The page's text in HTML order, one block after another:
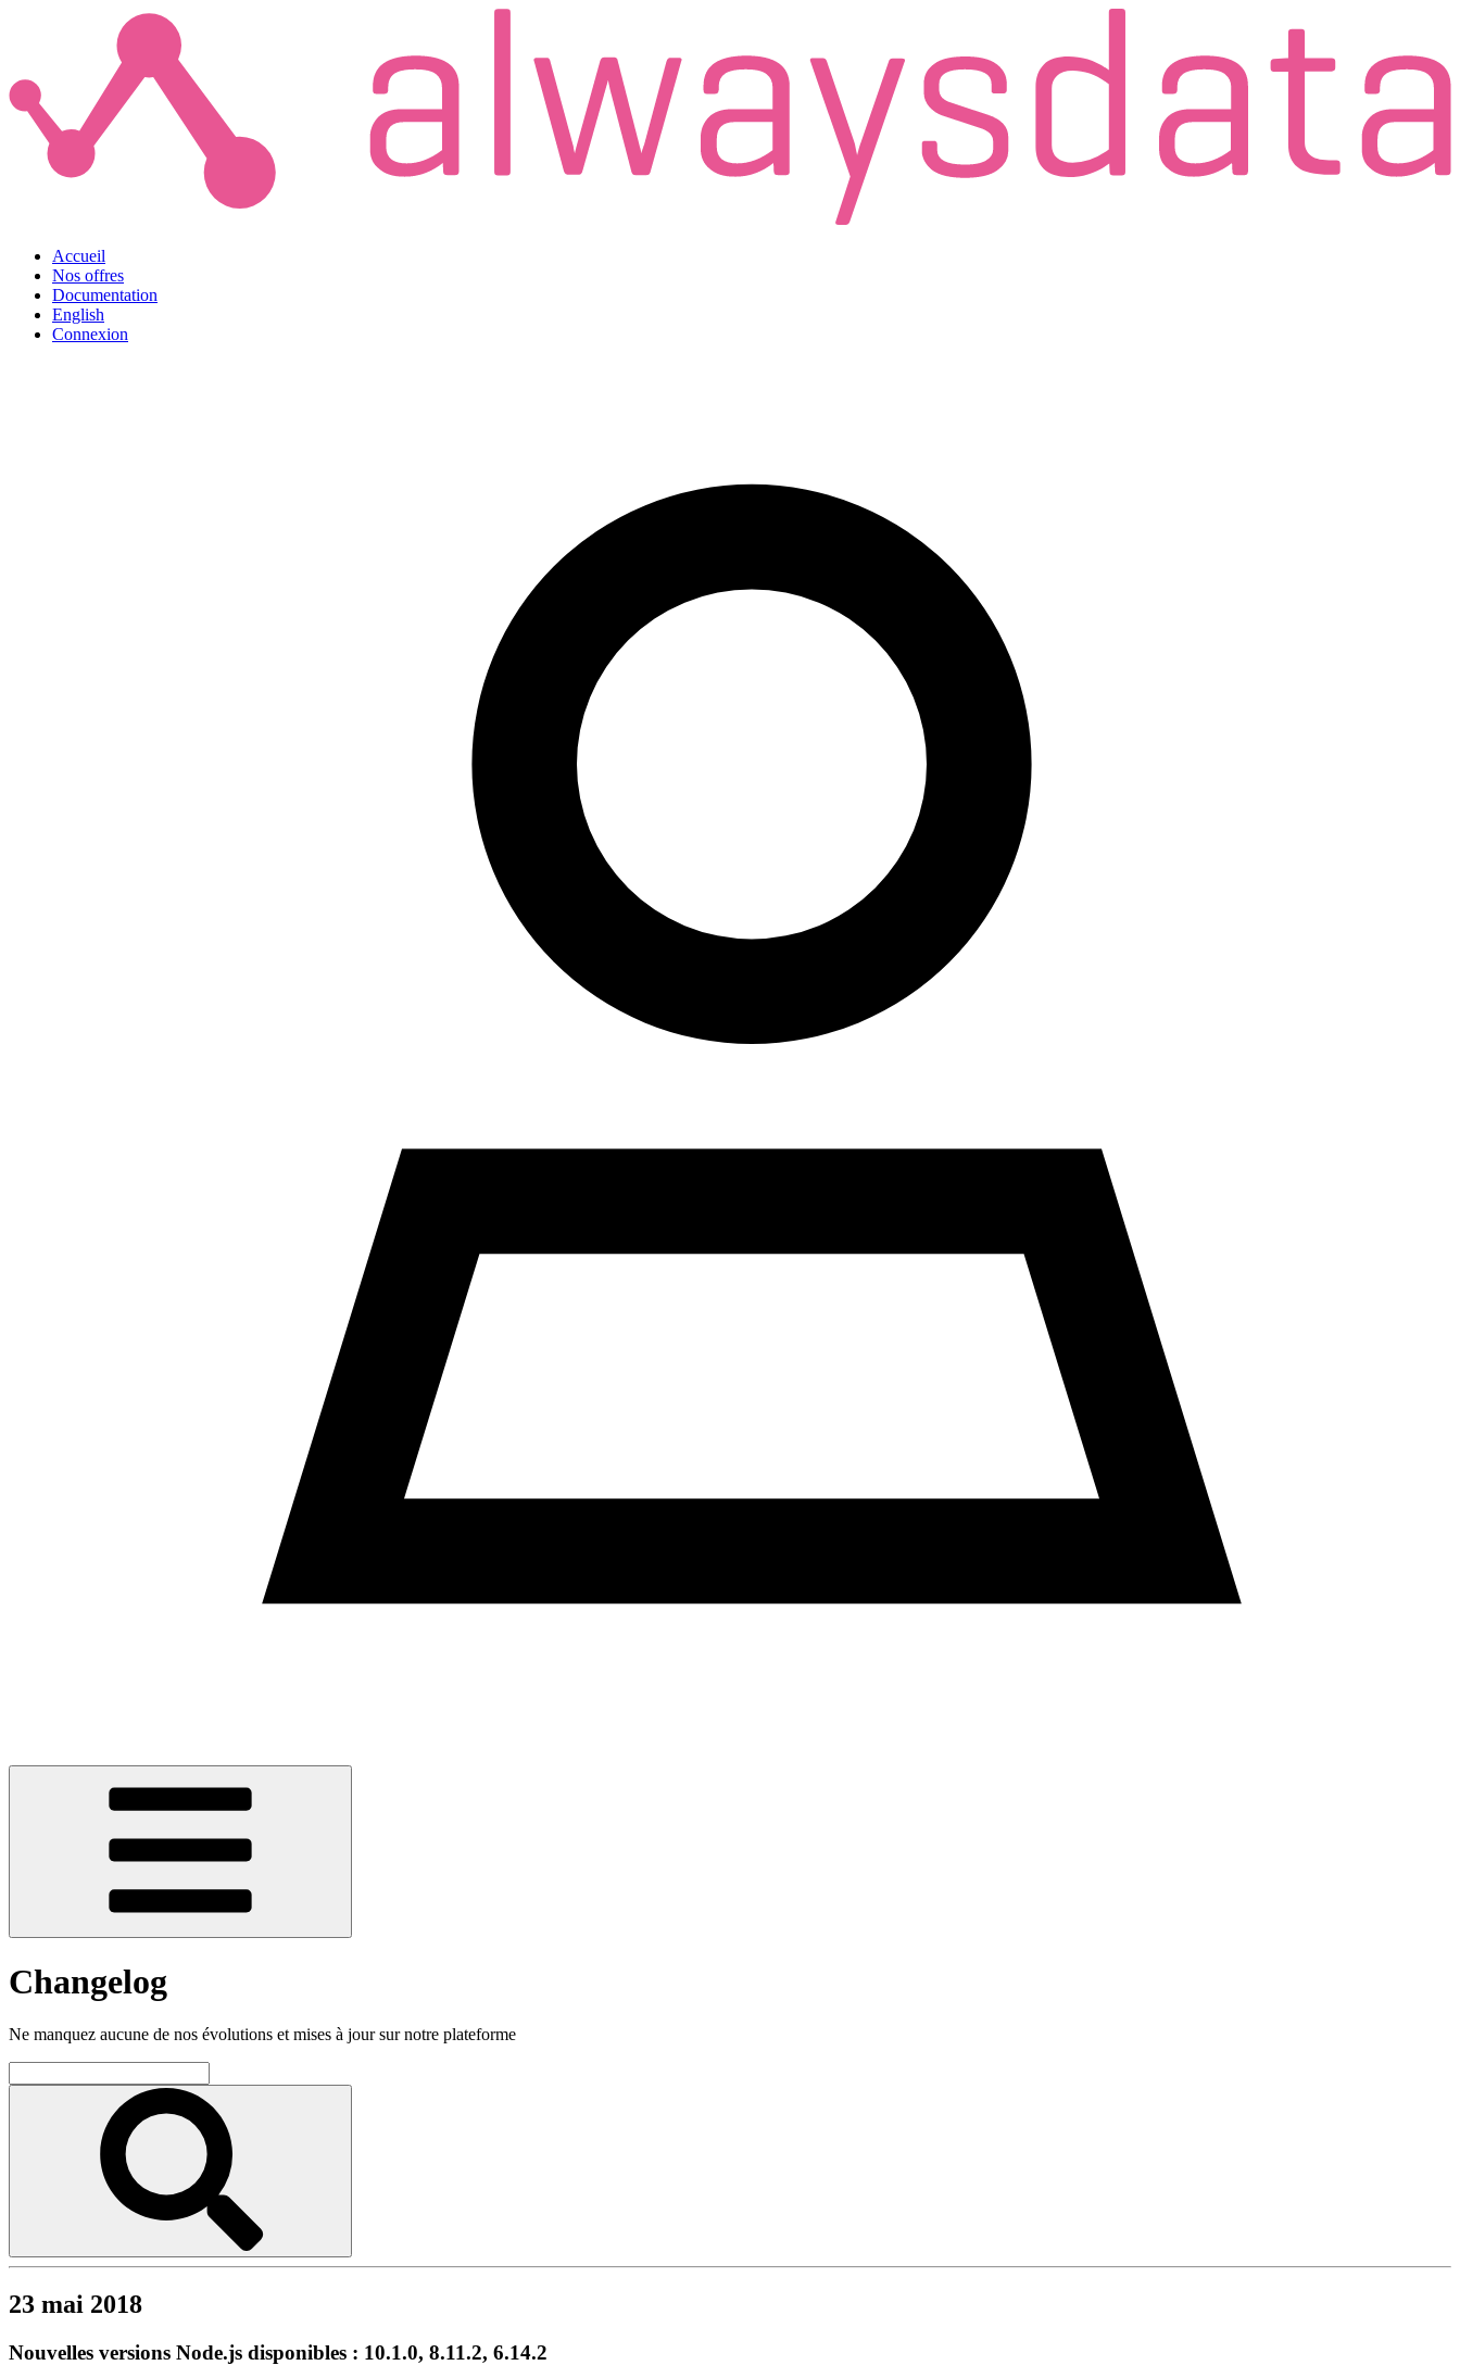
Accueil
Nos offres
Documentation
English
Connexion
Changelog
Ne manquez aucune de nos évolutions et mises à jour sur notre plateforme
23 mai 2018
Nouvelles versions Node.js disponibles : 10.1.0, 8.11.2, 6.14.2